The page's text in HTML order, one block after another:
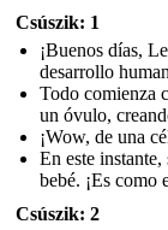
Csúszik: 1
¡Buenos días,
desarrollo
Todo comienza
un óvulo,
¡Wow, de una
En este
bebé. ¡Es
Csúszik: 2